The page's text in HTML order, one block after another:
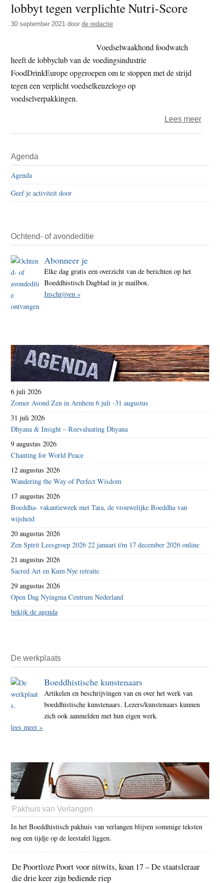
t
e
e
s
e
lobbyt tegen verplichte Nutri-Score
30 september 2021 doorde redactie
Voedselwaakhond foodwatch
heeft de lobbyclub van de voedingsindustrie
FoodDrinkEurope opgeroepen om te stoppen met de strijd
tegen een verplicht voedselkeuzelogo op
voedselverpakkingen.
Lees meerover
tegen
Sidebar
Agenda
Agenda
Geef je activiteit door
Ochtend- of avondeditie
Abonneer je
Elke dag gratis een overzicht van de berichten op het
Boeddhistisch Dagblad in je mailbox.
Inschrijven »
6 juli 2026
Zomer Avond Zen in Arnhem 6 juli -31 augustus
31 juli 2026
Dhyana & Insight – Reevaluating Dhyana
9 augustus 2026
Chanting for World Peace
12 augustus 2026
Wandering the Way of Perfect Wisdom
17 augustus 2026
Boeddha- vakantieweek met Tara, de vrouwelijke Boeddha van
wijsheid
20 augustus 2026
Zen Spirit Leesgroep 2026 22 januari t/m 17 december 2026 online
21 augustus 2026
Sacred Art en Kum Nye retraite
29 augustus 2026
Open Dag Nyingma Centrum Nederland
bekijk de agenda
De werkplaats
Boeddhistische kunstenaars
Artikelen en beschrijvingen van en over het werk van
boeddhistische kunstenaars. Lezers/kunstenaars kunnen
zich ook aanmelden met hun eigen werk.
lees meer »
Pakhuis van Verlangen
In het Boeddhistisch pakhuis van verlangen blijven sommige teksten
nog een tijdje op de leestafel liggen.
De Poortloze Poort voor nitwits, koan 17 – De staatsleraar
die drie keer zijn bediende riep